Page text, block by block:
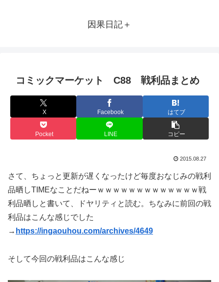
因果日記＋
コミックマーケット C88 戦利品まとめ
X Facebook はてブ
Pocket LINE コピー
2015.08.27
さて、ちょっと更新が遅くなったけど毎度おなじみの戦利
品晒しTIMEなことだねーｗｗｗｗｗｗｗｗｗｗｗｗｗ戦
利品晒しと書いて、ドヤリティと読む。ちなみに前回の戦
利品はこんな感じでした
→ https://ingaouhou.com/archives/4649
そして今回の戦利品はこんな感じ